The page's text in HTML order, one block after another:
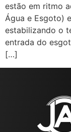
estão em ritmo
Água e Esgoto)
estabilizando o
entrada do
[…]